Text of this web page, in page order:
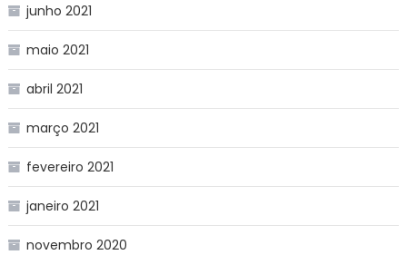
junho 2021
maio 2021
abril 2021
março 2021
fevereiro 2021
janeiro 2021
novembro 2020